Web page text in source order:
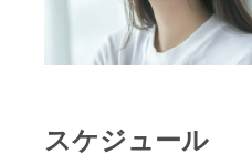
スケジュール